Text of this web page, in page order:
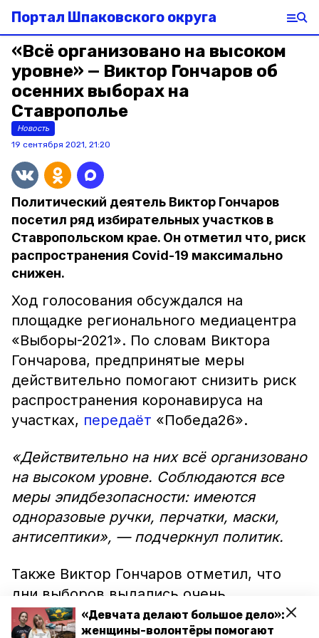
«Девчата делают большое дело»:
женщины-волонтёры помогают
Портал Шпаковского округа
«Всё организовано на высоком
уровне» — Виктор Гончаров об
осенних выборах на
Ставрополье
Новость
19 сентября 2021, 21:20
Политический деятель Виктор Гончаров
посетил ряд избирательных участков в
Ставропольском крае. Он отметил что, риск
распространения Covid-19 максимально
снижен.
Ход голосования обсуждался на
площадке регионального медиацентра
«Выборы-2021». По словам Виктора
Гончарова, предпринятые меры
действительно помогают снизить риск
распространения коронавируса на
участках, передаёт «Победа26».
«Действительно на них всё организовано
на высоком уровне. Соблюдаются все
меры эпидбезопасности: имеются
одноразовые ручки, перчатки, маски,
антисептики», — подчеркнул политик.
Также Виктор Гончаров отметил, что
дни выборов выдались очень
сложными. Из-за трёхдневного формата
голосования может увеличиться рост